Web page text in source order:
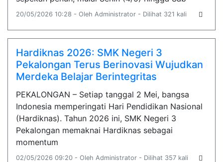
20/05/2026 10:28 - Oleh Administrator - Dilihat 321 kali
Hardiknas 2026: SMK Negeri 3
Pekalongan Terus Berinovasi Wujudkan
Merdeka Belajar Berintegritas
PEKALONGAN – Setiap tanggal 2 Mei, bangsa
Indonesia memperingati Hari Pendidikan Nasional
(Hardiknas). Tahun 2026 ini, SMK Negeri 3
Pekalongan memaknai Hardiknas sebagai
momentum
02/05/2026 09:20 - Oleh Administrator - Dilihat 357 kali